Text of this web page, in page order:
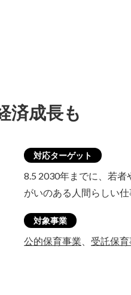
済成長も
対応ターゲット
8.5 2030年までに、若
がいのある人間らしい
対象事業
公的保育事業 受託保